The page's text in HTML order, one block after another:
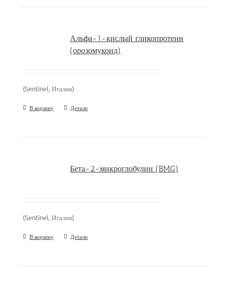
Альфа-1-кислый гликопротеин
(орозомукоид)
(Sentinel, Италия)
В корзину Детали
Бета-2-микроглобулин (BMG)
(Sentinel, Италия)
В корзину Детали